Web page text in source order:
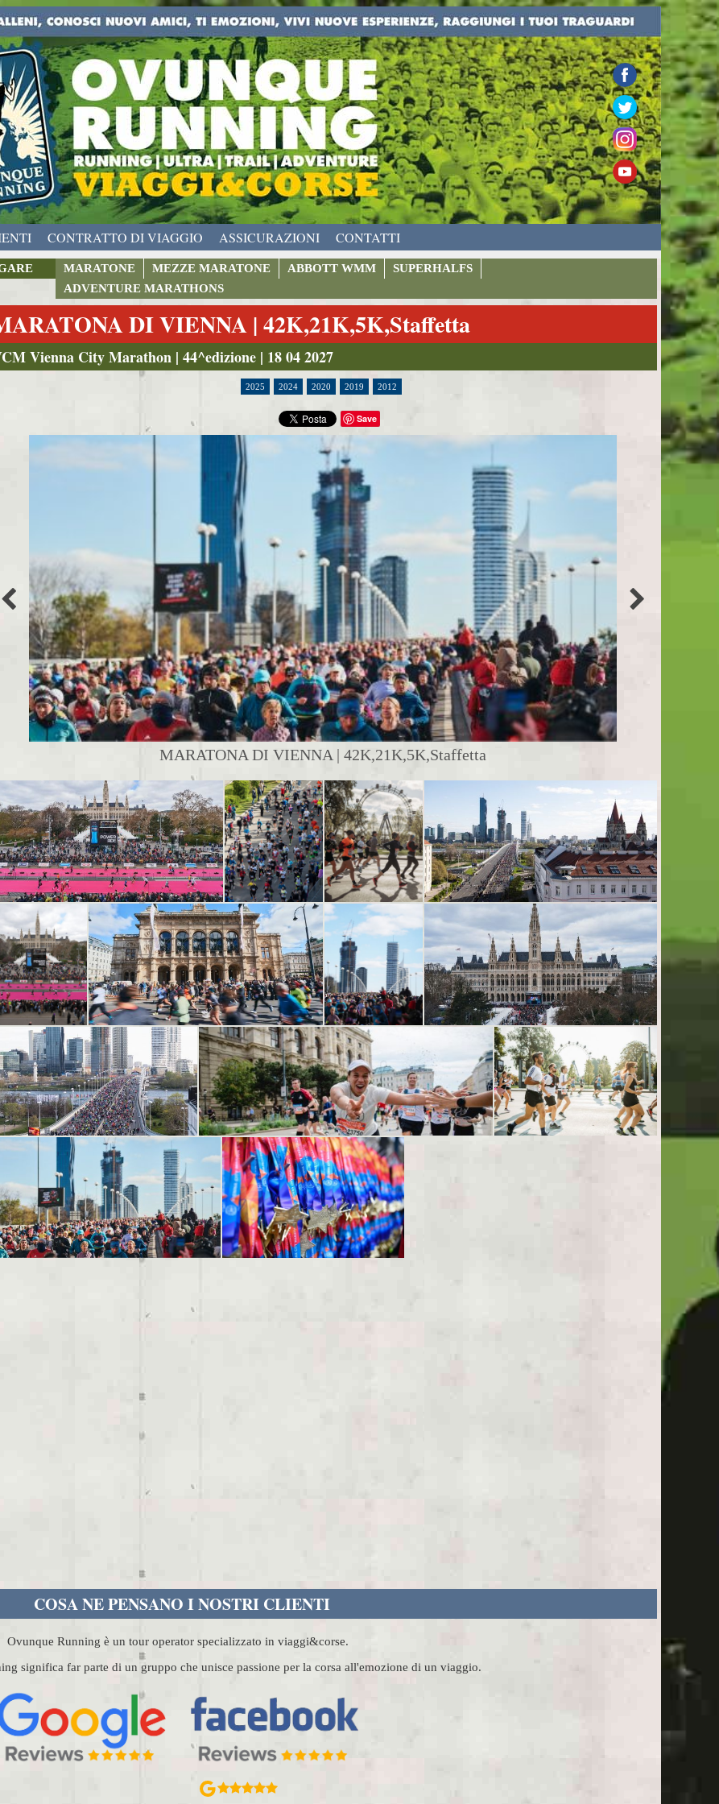
CONTRATTO DI VIAGGIO ASSICURAZIONI CONTATTI
MARATONE MEZZE MARATONE ABBOTT WMM
SUPERHALFS
ADVENTURE MARATHONS
DI VIENNA | 42K,21K,5K,Staffetta
Vienna City Marathon | 44^edizione | 18 04 2027
2025 2024 2020 2019 2012
Save
MARATONA DI VIENNA | 42K,21K,5K,Staffetta
COSA NE PENSANO I NOSTRI CLIENTI
Ovunque Running è un tour operator specializzato in viaggi&corse.
significa far parte di un gruppo che unisce passione per la corsa all'emozione di un viaggio.